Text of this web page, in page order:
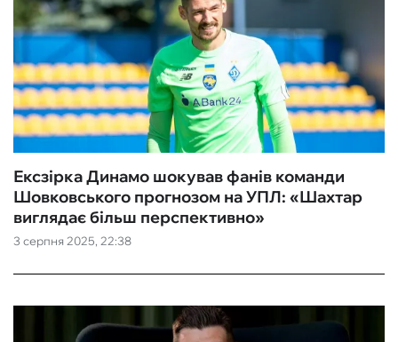
3 серпня 2025, 22:38
Ексзірка Динамо шокував фанів команди
Шовковського прогнозом на УПЛ: «Шахтар
виглядає більш перспективно‎»